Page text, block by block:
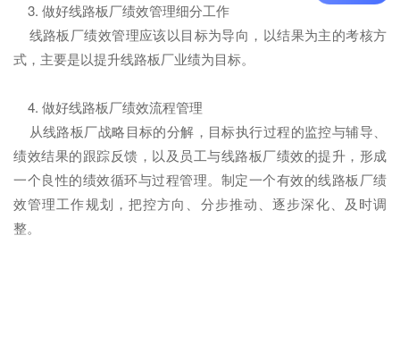
3. 做好线路板厂绩效管理细分工作
线路板厂绩效管理应该以目标为导向，以结果为主的考核方
式，主要是以提升线路板厂业绩为目标。
4. 做好线路板厂绩效流程管理
从线路板厂战略目标的分解，目标执行过程的监控与辅导、
绩效结果的跟踪反馈，以及员工与线路板厂绩效的提升，形成
一个良性的绩效循环与过程管理。制定一个有效的线路板厂绩
效管理工作规划，把控方向、分步推动、逐步深化、及时调
整。